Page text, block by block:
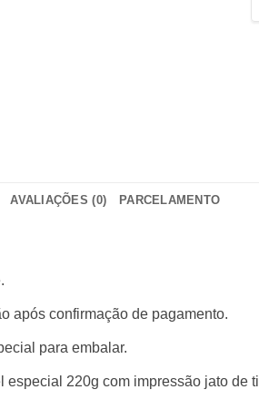
AVALIAÇÕES (0) PARCELAMENTO
após confirmação de pagamento.
para embalar.
220g com impressão jato de